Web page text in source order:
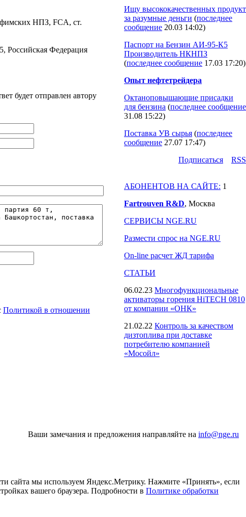
НПЗ, FCA, ст.
Российская Федерация
будет отправлен автору
Политикой в отношении
Ищу высококачественных продукт
за разумные деньги (последнее
сообщение 20.03 14:02)
Паспорт на Бензин АИ-95-К5
Производитель НКНПЗ
(последнее сообщение 17.03 17:20)
Опыт нефтетрейдера
Октаноповышающие присадки
для бензина (последнее сообщение
31.08 15:22)
Поставка УВ сырья (последнее
сообщение 27.07 17:47)
Подпиcаться
RSS
АБОНЕНТОВ НА САЙТЕ: 1
Fartrouven R&D, Москва
СЕРВИСЫ NGE.RU
Размести спрос на NGE.RU
On-line расчет ЖД тарифа
СТАТЬИ
06.02.23 Многофункциональные
активаторы горения HiTECH 0810
от компании «ОНК»
21.02.22 Контроль за качеством
дизтоплива при доставке
потребителю компанией
«Мосойл»
Ваши замечания и предложения направляйте на info@nge.ru
сайта мы используем Яндекс.Метрику. Нажмите «Принять», если
вашего браузера. Подробности в Политике обработки